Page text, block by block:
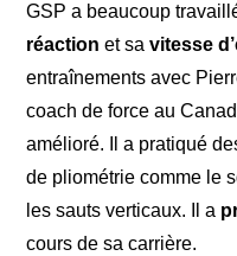
GSP a beaucoup
réaction et savitesse
entraînements avec
coach de force au
amélioré. Il a pratiqué
de pliométrie comme le
les sauts verticaux. Il a
cours de sa carrière.